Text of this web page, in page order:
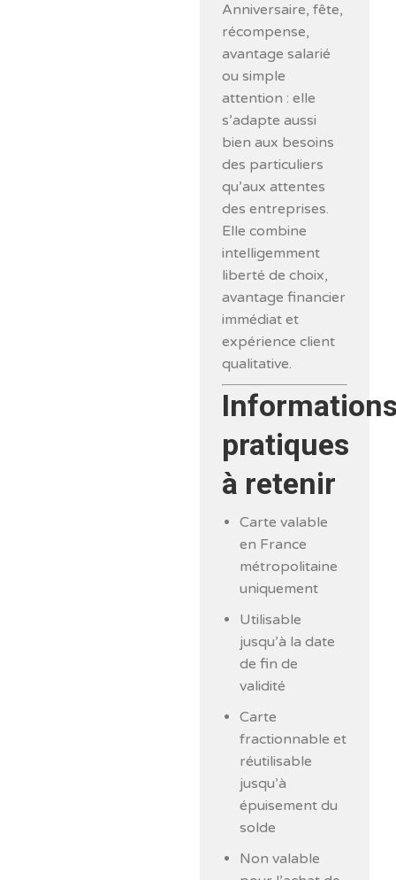
Anniversaire, fête,
récompense,
avantage salarié
ou simple
attention : elle
s’adapte aussi
bien aux besoins
des particuliers
qu’aux attentes
des entreprises.
Elle combine
intelligemment
liberté de choix,
avantage financier
immédiat et
expérience client
qualitative.
pratiques
à retenir
Carte valable
en France
métropolitaine
uniquement
Utilisable
jusqu’à la date
de fin de
validité
Carte
fractionnable et
réutilisable
jusqu’à
épuisement du
solde
Non valable